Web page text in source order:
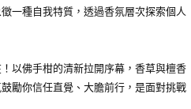
一種自我特質，透過香氛層次探索個人
以佛手柑的清新拉開序幕，香草與檀香
勵你信任直覺、大膽前行，是面對挑戰